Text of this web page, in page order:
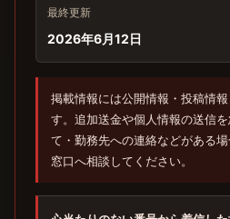
最終更新
2026年6月12日
掲載情報には公開情報・投稿情
す。追加送金や個人情報の送信
て・勤務先への連絡などがある
窓口へ相談してください。